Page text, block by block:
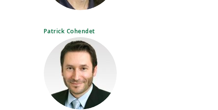
Patrick Cohendet